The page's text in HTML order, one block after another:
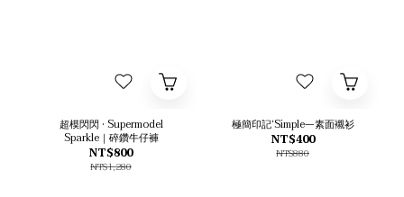
超模閃閃 • Supermodel
Sparkle｜碎鑽牛仔褲
NT$800
NT$1,280
極簡印記‘Simple—素面襯衫
NT$400
NT$880